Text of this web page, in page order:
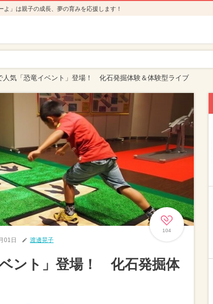
」は親子の成長、夢の育みを応援します！
人気「恐竜イベント」登場！ 化石発掘体験＆体験型ライブ
104
01日 渡邊晃子
ント」登場！ 化石発掘体